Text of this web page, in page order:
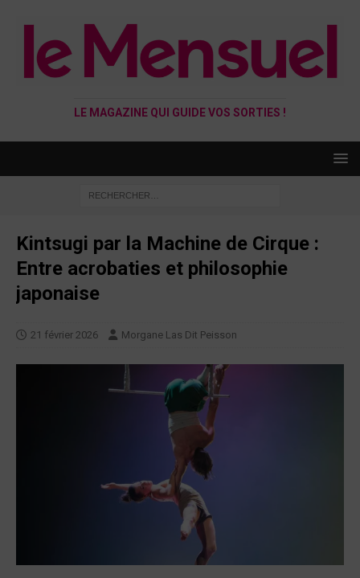
LE MAGAZINE QUI GUIDE VOS SORTIES !
Kintsugi par la Machine de Cirque :
Entre acrobaties et philosophie
japonaise
21 février 2026 Morgane Las Dit Peisson